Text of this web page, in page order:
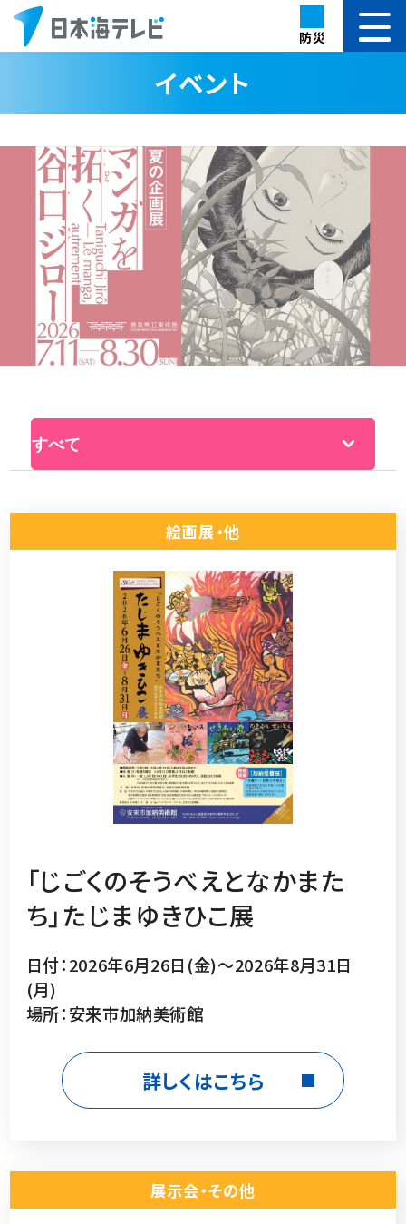
防災
イベント
絵画展・他
「じごくのそうべえとなかまた
ち」たじまゆきひこ展
日付：2026年6月26日(金)～2026年8月31日
(月)
場所：安来市加納美術館
詳しくはこちら
展示会・その他